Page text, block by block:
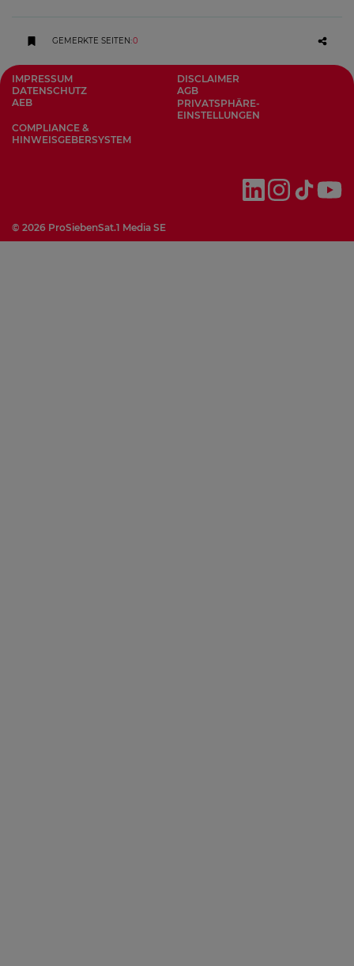
GEMERKTE SEITEN:0
IMPRESSUM
DISCLAIMER
DATENSCHUTZ
AGB
AEB
PRIVATSPHÄRE-
EINSTELLUNGEN
COMPLIANCE &
HINWEISGEBERSYSTEM
© 2026 ProSiebenSat.1 Media SE